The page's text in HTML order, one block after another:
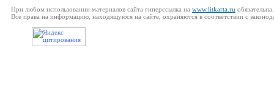
При любом использовании материалов сайта гиперссылка на www.litkarta.ru обязательна.
Все права на информацию, находящуюся на сайте, охраняются в соответствии с